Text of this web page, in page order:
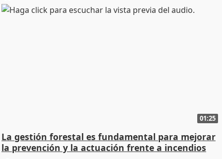
01:25
La gestión forestal es fundamental para mejorar
la prevención y la actuación frente a incendios